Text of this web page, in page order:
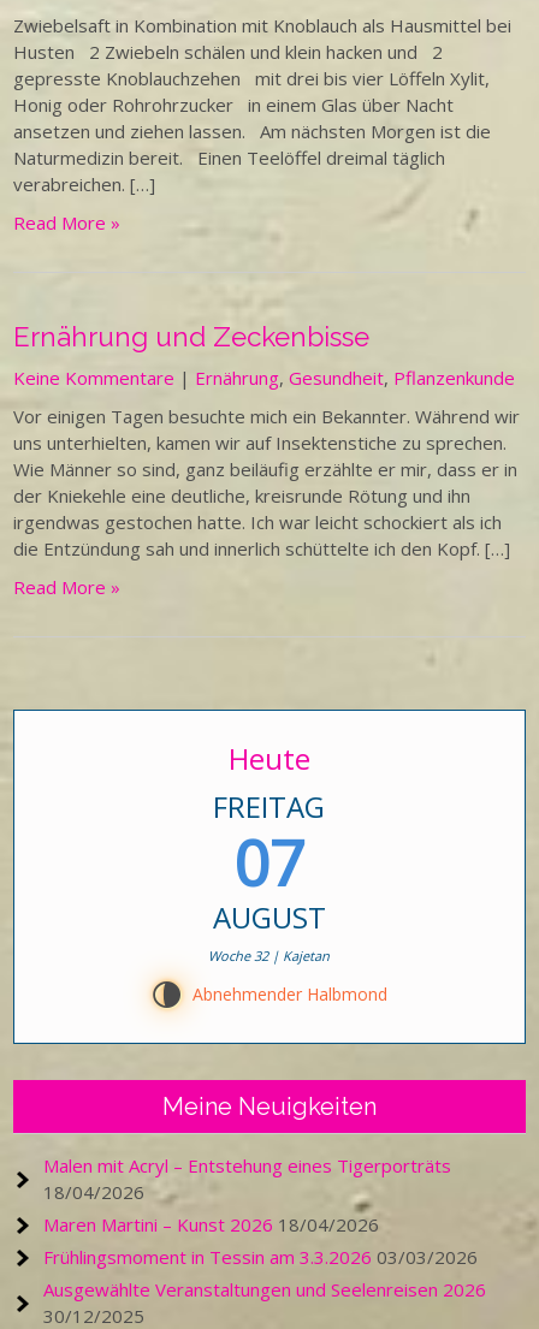
Zwiebelsaft in Kombination mit Knoblauch als Hausmittel bei
Husten 2 Zwiebeln schälen und klein hacken und 2
gepresste Knoblauchzehen mit drei bis vier Löffeln Xylit,
Honig oder Rohrohrzucker in einem Glas über Nacht
ansetzen und ziehen lassen. Am nächsten Morgen ist die
Naturmedizin bereit. Einen Teelöffel dreimal täglich
verabreichen. […]
Read More »
Ernährung und Zeckenbisse
Keine Kommentare | Ernährung,Gesundheit, Pflanzenkunde
Vor einigen Tagen besuchte mich ein Bekannter. Während wir
uns unterhielten, kamen wir auf Insektenstiche zu sprechen.
Wie Männer so sind, ganz beiläufig erzählte er mir, dass er in
der Kniekehle eine deutliche, kreisrunde Rötung und ihn
irgendwas gestochen hatte. Ich war leicht schockiert als ich
die Entzündung sah und innerlich schüttelte ich den Kopf. […]
Read More »
Heute
FREITAG
07
AUGUST
Woche 32 | Kajetan
U Abnehmender Halbmond
Meine Neuigkeiten
Malen mit Acryl – Entstehung eines Tigerporträts
18/04/2026
Maren Martini – Kunst 2026 18/04/2026
Frühlingsmoment in Tessin am 3.3.2026 03/03/2026
Ausgewählte Veranstaltungen und Seelenreisen 2026
30/12/2025